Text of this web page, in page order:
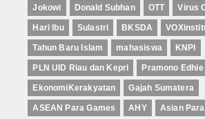
Jokowi Donald Subhan OTT Virus
Hari Ibu Sulastri BKSDA
Tahun Baru Islam mahasiswa KNPI
PLN UID Riau dan Kepri Pramono
EkonomiKerakyatan Gajah Sumatera
ASEAN Para Games AHY Asian